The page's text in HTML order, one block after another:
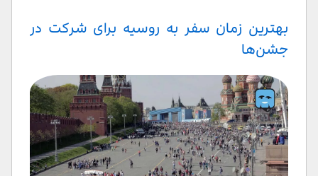
بهترین زمان سفر به روسیه برای شرکت در
جشن‌ها